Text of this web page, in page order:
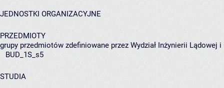
JEDNOSTKI ORGANIZACYJNE
PRZEDMIOTY
grupy przedmiotów zdefiniowane przez Wydział Inżynierii Lądowej
BUD_1S_s5
STUDIA